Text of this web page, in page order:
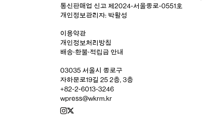
통신판매업 신고 제2024-서울종로-0551호
개인정보관리자: 박활성
이용약관
개인정보처리방침
배송‧환불‧적립금 안내
03035 서울시 종로구
자하문로19길 25 2층, 3층
+82-2-6013-3246
wpress@wkrm.kr